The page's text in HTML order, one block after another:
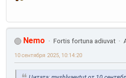
Nemo Fortis fortuna adiuvat
10 сентября 2025, 10:14:20